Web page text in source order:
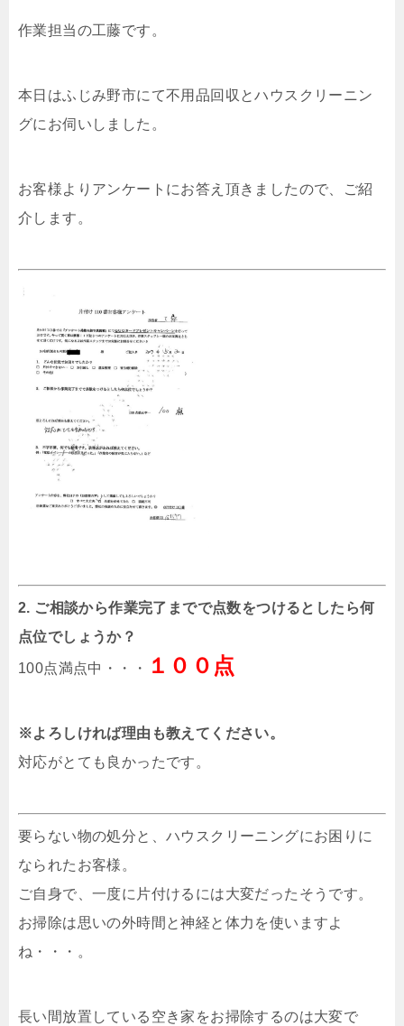
作業担当の工藤です。
本日はふじみ野市にて不用品回収とハウスクリーニン
グにお伺いしました。
お客様よりアンケートにお答え頂きましたので、ご紹
介します。
2. ご相談から作業完了までで点数をつけるとしたら何
点位でしょうか？
100点満点中・・・ １００点
※よろしければ理由も教えてください。
対応がとても良かったです。
要らない物の処分と、ハウスクリーニングにお困りに
なられたお客様。
ご自身で、一度に片付けるには大変だったそうです。
お掃除は思いの外時間と神経と体力を使いますよ
ね・・・。
長い間放置している空き家をお掃除するのは大変で